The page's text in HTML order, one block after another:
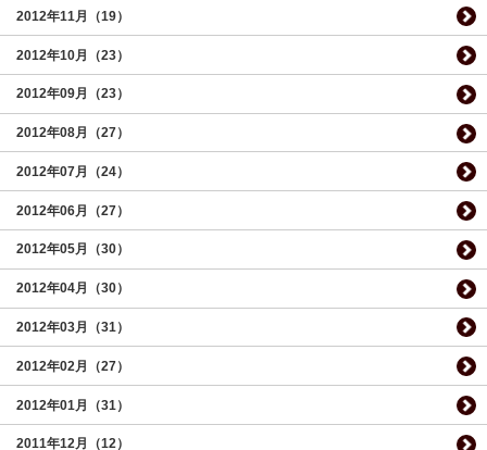
2012年11月（19）
2012年10月（23）
2012年09月（23）
2012年08月（27）
2012年07月（24）
2012年06月（27）
2012年05月（30）
2012年04月（30）
2012年03月（31）
2012年02月（27）
2012年01月（31）
2011年12月（12）